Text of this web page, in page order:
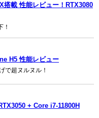
搭載 性能レビュー！RTX3080
！
H5 性能レビュー
で超ヌルヌル！
+ Core i7-11800H